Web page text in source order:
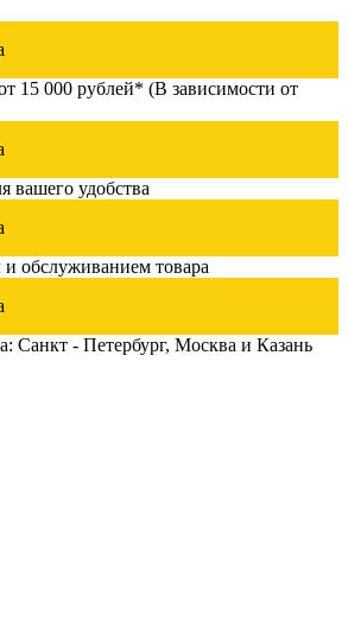
15 000 рублей* (В зависимости от
вашего удобства
обслуживанием товара
Санкт - Петербург, Москва и Казань